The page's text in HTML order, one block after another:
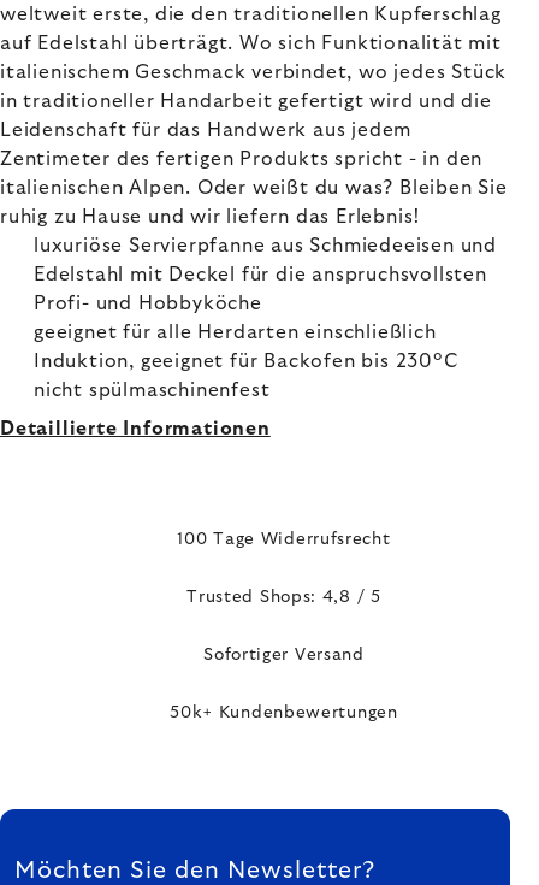
weltweit erste, die den traditionellen Kupferschlag
auf Edelstahl überträgt. Wo sich Funktionalität mit
italienischem Geschmack verbindet, wo jedes Stück
in traditioneller Handarbeit gefertigt wird und die
Leidenschaft für das Handwerk aus jedem
Zentimeter des fertigen Produkts spricht - in den
italienischen Alpen. Oder weißt du was? Bleiben Sie
ruhig zu Hause und wir liefern das Erlebnis!
luxuriöse Servierpfanne aus Schmiedeeisen und
Edelstahl mit Deckel für die anspruchsvollsten
Profi- und Hobbyköche
geeignet für alle Herdarten einschließlich
Induktion, geeignet für Backofen bis 230°C
nicht spülmaschinenfest
Detaillierte Informationen
100 Tage Widerrufsrecht
Trusted Shops: 4,8 / 5
Sofortiger Versand
50k+ Kundenbewertungen
FUSSZEILE
Möchten Sie den Newsletter?